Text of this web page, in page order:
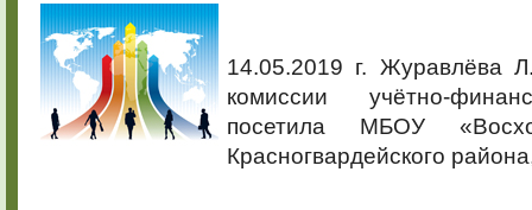
14.05.2019 г. Журавлёва
комиссии учётно-
посетила МБОУ
Красногвардейского